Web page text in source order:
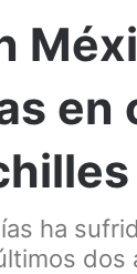
en
ha
dos